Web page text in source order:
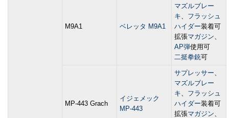
M9A1 ベレッタ M9A1
マズルブレー
キ、 フラッシュ
ハイダー装着可
拡張マガジン、
AP弾使用可
二挺拳銃可
MP-443 Grach
イジェメック
MP-443
サプレッサー、
マズルブレー
キ、 フラッシュ
ハイダー装着可
拡張マガジン、